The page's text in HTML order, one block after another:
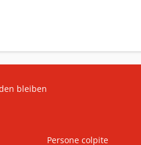
bleiben
Persone colpite